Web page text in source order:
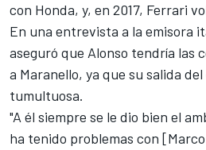
con Honda, y, en 2017, Ferrari
En una entrevista a la emisora
aseguró que Alonso tendría las
a Maranello, ya que su salida
tumultuosa.
"A él siempre se le dio bien el
ha tenido problemas con